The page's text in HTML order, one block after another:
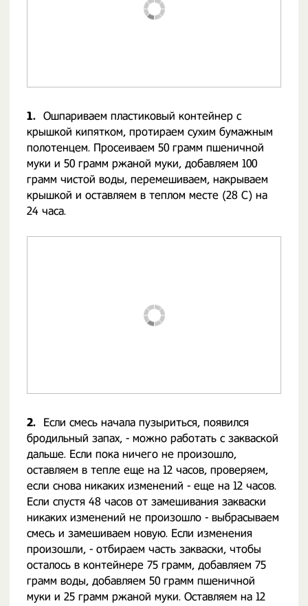
1. Ошпариваем пластиковый контейнер с
крышкой кипятком, протираем сухим бумажным
полотенцем. Просеиваем 50 грамм пшеничной
муки и 50 грамм ржаной муки, добавляем 100
грамм чистой воды, перемешиваем, накрываем
крышкой и оставляем в теплом месте (28 С) на
24 часа.
2.
Если смесь начала пузыриться, появился
бродильный запах, - можно работать с закваской
дальше. Если пока ничего не произошло,
оставляем в тепле еще на 12 часов, проверяем,
если снова никаких изменений - еще на 12 часов.
Если спустя 48 часов от замешивания закваски
никаких изменений не произошло - выбрасываем
смесь и замешиваем новую. Если изменения
произошли, - отбираем часть закваски, чтобы
осталось в контейнере 75 грамм, добавляем 75
грамм воды, добавляем 50 грамм пшеничной
муки и 25 грамм ржаной муки. Оставляем на 12